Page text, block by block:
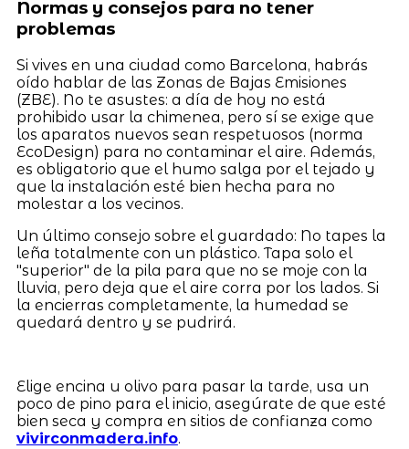
Normas y consejos para no tener
problemas
Si vives en una ciudad como Barcelona, habrás
oído hablar de las Zonas de Bajas Emisiones
(ZBE). No te asustes: a día de hoy no está
prohibido usar la chimenea, pero sí se exige que
los aparatos nuevos sean respetuosos (norma
EcoDesign) para no contaminar el aire. Además,
es obligatorio que el humo salga por el tejado y
que la instalación esté bien hecha para no
molestar a los vecinos.
Un último consejo sobre el guardado: No tapes la
leña totalmente con un plástico. Tapa solo el
"superior" de la pila para que no se moje con la
lluvia, pero deja que el aire corra por los lados. Si
la encierras completamente, la humedad se
quedará dentro y se pudrirá.
Elige encina u olivo para pasar la tarde, usa un
poco de pino para el inicio, asegúrate de que esté
bien seca y compra en sitios de confianza como
vivirconmadera.info.